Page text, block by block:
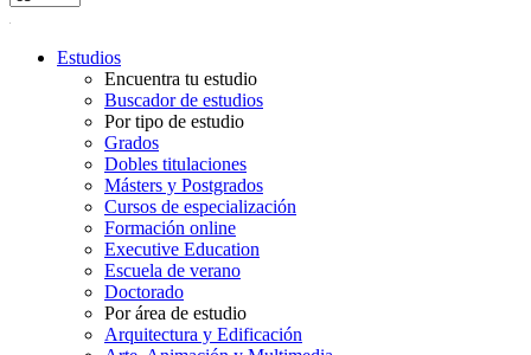
Estudios
Encuentra tu estudio
Buscador de estudios
Por tipo de estudio
Grados
Dobles titulaciones
Másters y Postgrados
Cursos de especialización
Formación online
Executive Education
Escuela de verano
Doctorado
Por área de estudio
Arquitectura y Edificación